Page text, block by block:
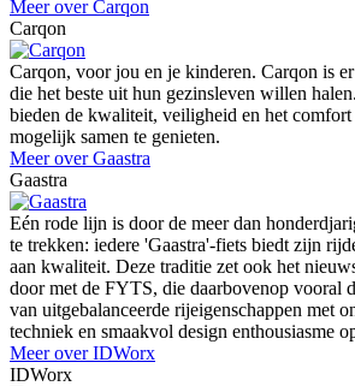
Meer over Carqon
Carqon
Carqon, voor jou en je kinderen. Carqon is
die het beste uit hun gezinsleven willen
bieden de kwaliteit, veiligheid en het
mogelijk samen te genieten.
Meer over Gaastra
Gaastra
Eén rode lijn is door de meer dan
te trekken: iedere 'Gaastra'-fiets biedt zijn
aan kwaliteit. Deze traditie zet ook het
door met de FYTS, die daarbovenop vooral
van uitgebalanceerde rijeigenschappen met
techniek en smaakvol design enthousiasme
Meer over IDWorx
IDWorx